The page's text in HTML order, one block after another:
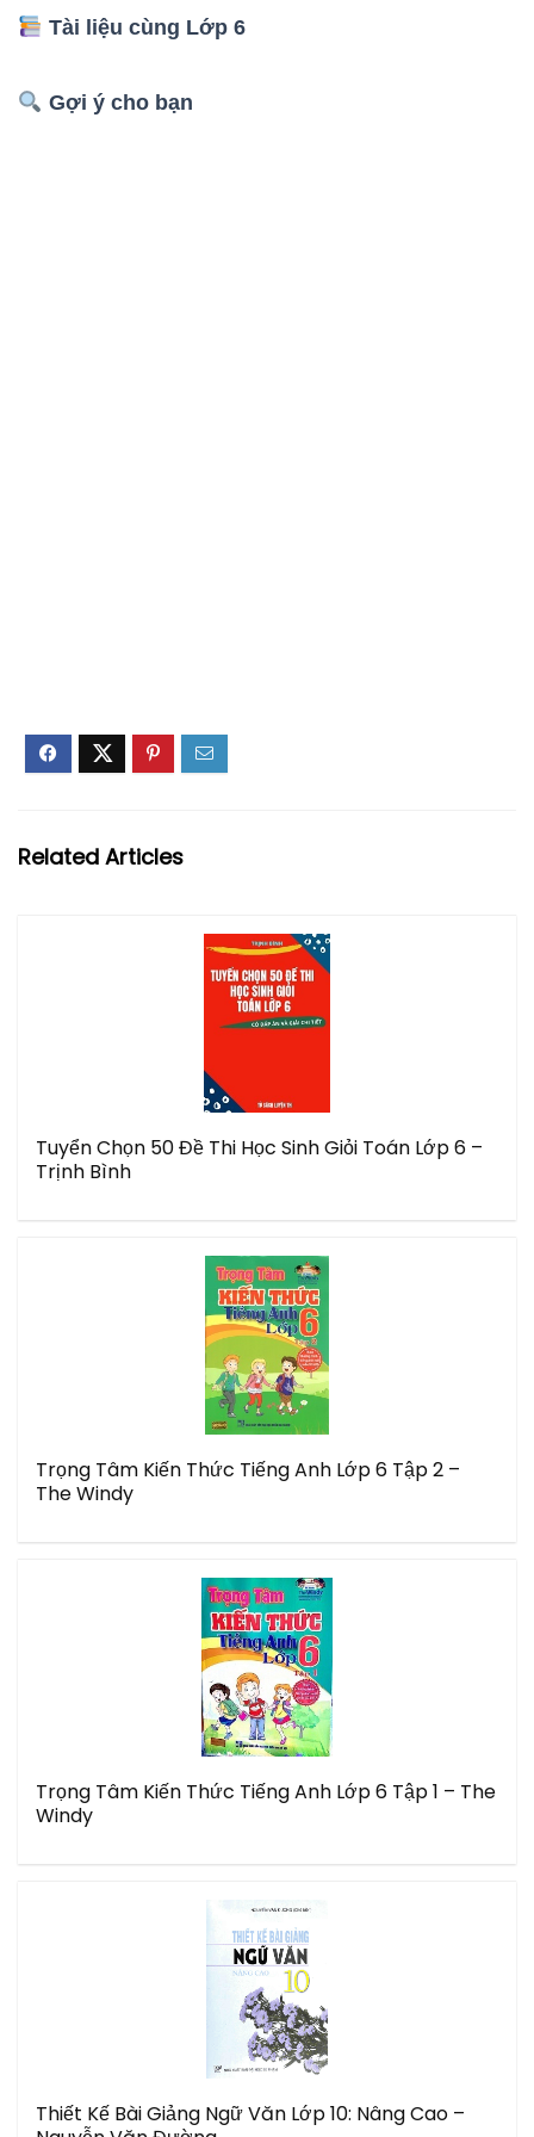
Tài liệu cùng Lớp 6
Gợi ý cho bạn
Related Articles
Tuyển Chọn 50 Đề Thi Học Sinh Giỏi Toán Lớp 6 –
Trịnh Bình
Trọng Tâm Kiến Thức Tiếng Anh Lớp 6 Tập 2 –
The Windy
Trọng Tâm Kiến Thức Tiếng Anh Lớp 6 Tập 1 – The
Windy
Thiết Kế Bài Giảng Ngữ Văn Lớp 10: Nâng Cao –